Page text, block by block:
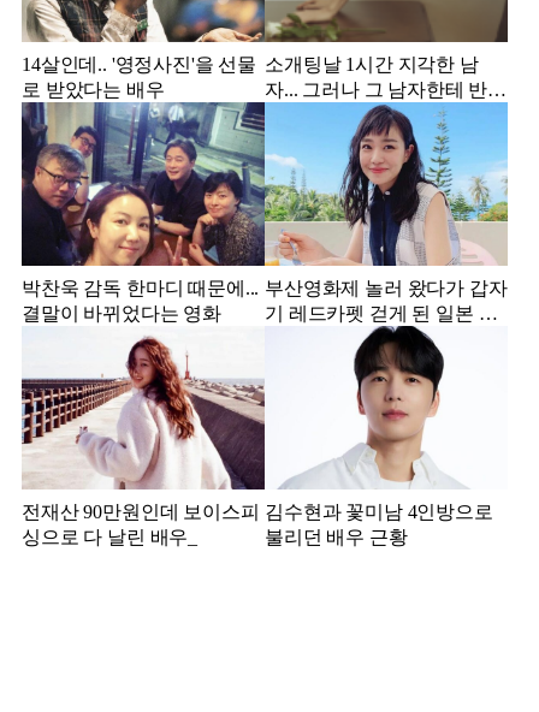
14살인데.. '영정사진'을 선물
로 받았다는 배우
소개팅날 1시간 지각한 남
자... 그러나 그 남자한테 반해
서 결혼한 미스코리아
박찬욱 감독 한마디 때문에...
결말이 바뀌었다는 영화
부산영화제 놀러 왔다가 갑자
기 레드카펫 걷게 된 일본 여
전재산 90만원인데 보이스피
싱으로 다 날린 배우_
김수현과 꽃미남 4인방으로
불리던 배우 근황